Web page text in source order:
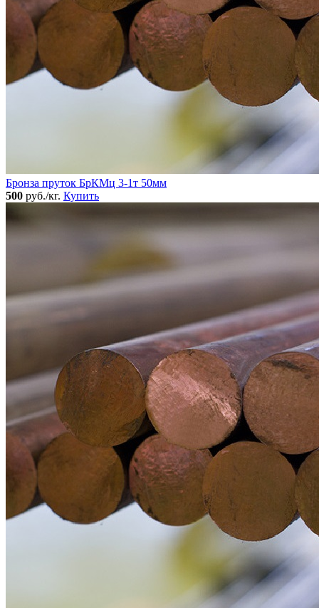
Бронза пруток БрКМц 3-1т 50мм
500 руб./кг. Купить